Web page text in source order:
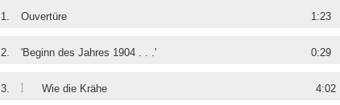
1. Ouvertüre 1:23
2. 'Beginn des Jahres 1904 . . .' 0:29
3. I Wie die Krähe 4:02